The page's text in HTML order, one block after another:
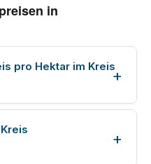
in
pro Hektar im Kreis